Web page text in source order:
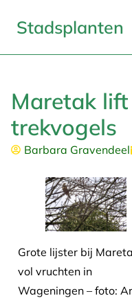
Stadsplanten
Maretak
trekvogels
Barbara Gravendeel
Grote lijster bij
vol vruchten in
Wageningen – foto: